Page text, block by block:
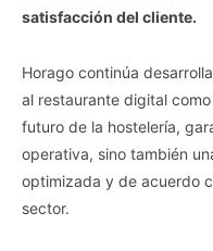
satisfacción del cliente.
Horago continúa
al restaurante digital
futuro de la hostelería,
operativa, sino también
optimizada y de acuerdo
sector.